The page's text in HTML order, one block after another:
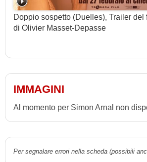
Doppio sospetto (Duelles), Trailer del
di Olivier Masset-Depasse
IMMAGINI
Al momento per Simon Arnal non
Per segnalare errori nella scheda (possibili